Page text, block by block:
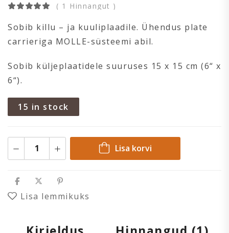
( 1 Hinnangut )
Sobib killu – ja kuuliplaadile. Ühendus plate
carrieriga MOLLE-süsteemi abil.
Sobib küljeplaatidele suuruses 15 x 15 cm (6“ x
6“).
15 in stock
Lisa korvi
Lisa lemmikuks